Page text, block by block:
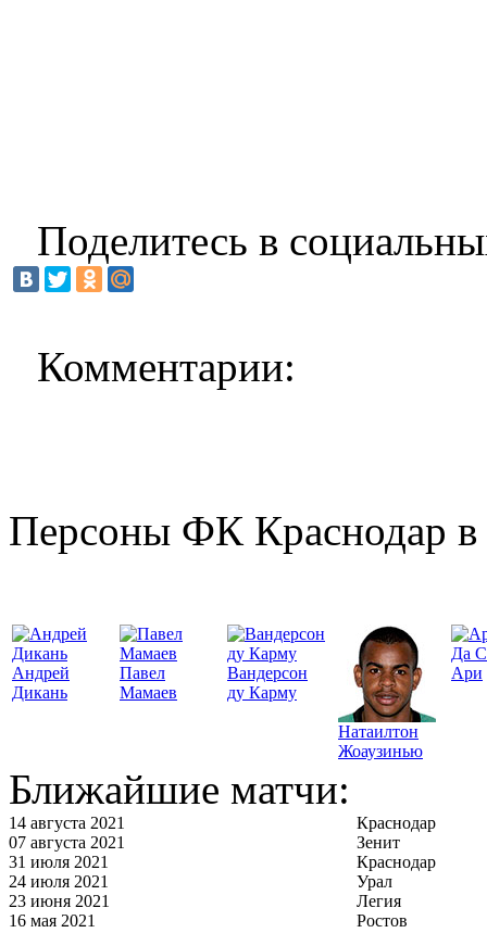
Поделитесь в
Комментарии:
Персоны ФК Краснодар в
Андрей
Дикань
Павел
Мамаев
Вандерсон
ду Карму
Натаилтон
Жоаузинью
Да
Ари
Ближайшие матчи:
14 августа 2021
Краснодар
07 августа 2021
Зенит
31 июля 2021
Краснодар
24 июля 2021
Урал
23 июня 2021
Легия
16 мая 2021
Ростов